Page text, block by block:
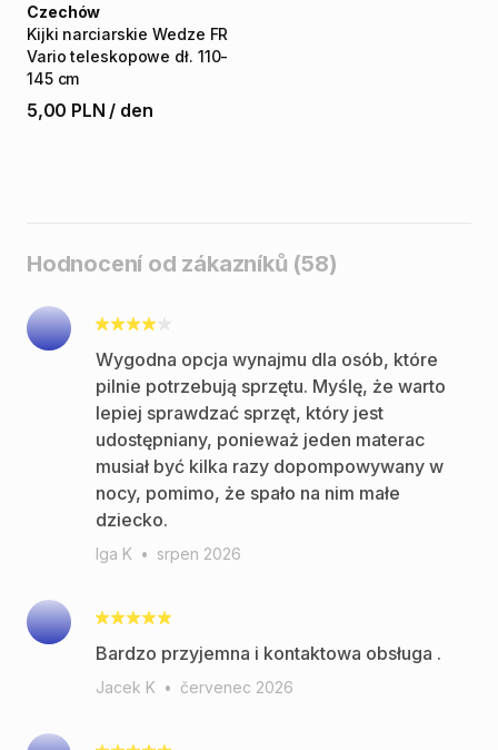
Kijki narciarskie Wedze FR
Vario teleskopowe dł. 110-
145 cm
Czechów
5,00 PLN / den
Hodnocení od zákazníků (58)
Wygodna opcja wynajmu dla osób, które
pilnie potrzebują sprzętu. Myślę, że warto
lepiej sprawdzać sprzęt, który jest
udostępniany, ponieważ jeden materac
musiał być kilka razy dopompowywany w
nocy, pomimo, że spało na nim małe
dziecko.
Iga K • srpen 2026
Bardzo przyjemna i kontaktowa obsługa .
Jacek K • červenec 2026